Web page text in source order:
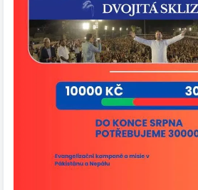
evangelium, naději a Boží lásku do
Dear supporters and prayer
from the bottom of our hearts,
generous support, prayers, and
you, the financial goal for May has
we can begin more intensive
campaigns in Nepal and Pakistan.
We are now setting the next
August, we need to raise 300,000
we can continue making further